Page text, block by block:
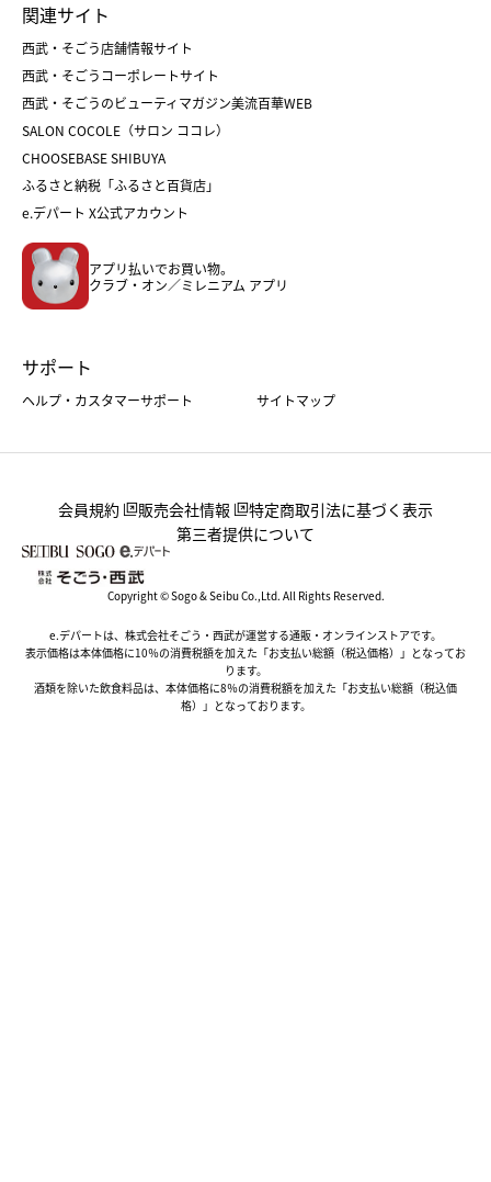
父の日
クリスマスケーキ
ホワイトデー
菓子折り
和菓子
人気のギフト
バレンタイン
ホワイトデー
おせち
フード
ホーム・キッチン＆アート
関連サイト
西武・そごう店舗情報サイト
西武・そごうコーポレートサイト
西武・そごうのビューティマガジン美流百華WEB
SALON COCOLE（サロン ココレ）
CHOOSEBASE SHIBUYA
ふるさと納税「ふるさと百貨店」
e.デパート X公式アカウント
アプリ払いでお買い物。
クラブ・オン／ミレニアム アプリ
サポート
ヘルプ・カスタマーサポート サイトマップ
会員規約 販売会社情報
特定商取引法に基づく表示
第三者提供について
Copyright © Sogo & Seibu Co.,Ltd. All Rights Reserved.
e.デパートは、株式会社そごう・西武が運営する通販・オンラインストアです。
表示価格は本体価格に10％の消費税額を加えた「お支払い総額（税込価格）」となってお
ります。
酒類を除いた飲食料品は、本体価格に8％の消費税額を加えた「お支払い総額（税込価
格）」となっております。